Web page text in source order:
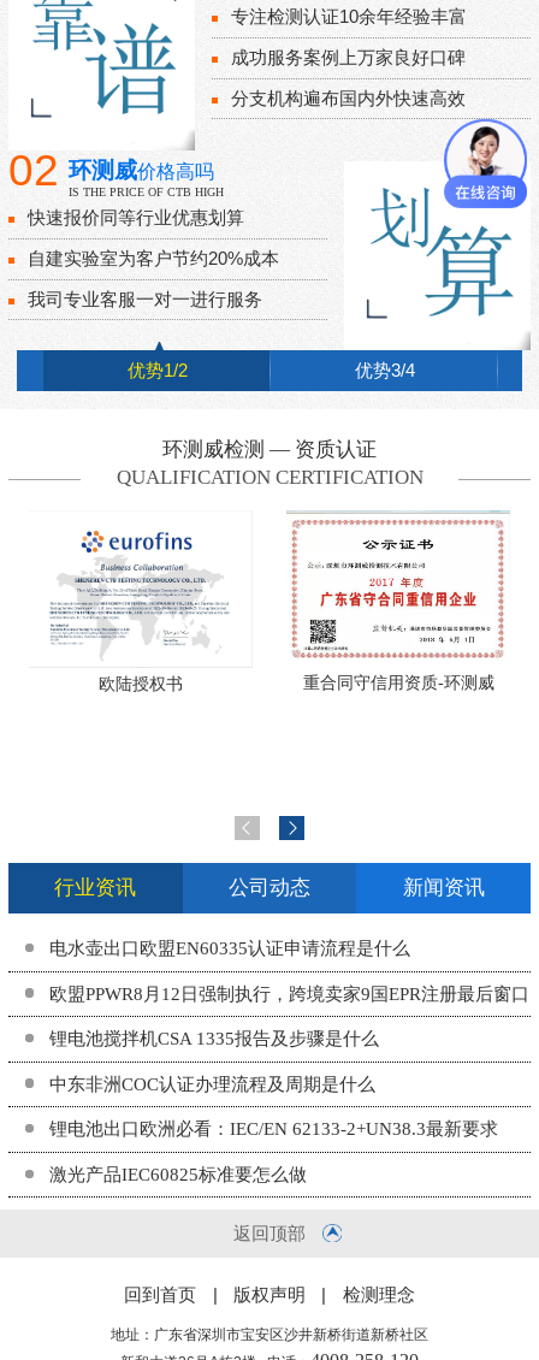
专注检测认证10余年经验丰富
成功服务案例上万家良好口碑
分支机构遍布国内外快速高效
02 环测威价格高吗
IS THE PRICE OF CTB HIGH
快速报价同等行业优惠划算
自建实验室为客户节约20%成本
我司专业客服一对一进行服务
优势1/2 优势3/4
环测威检测 — 资质认证
QUALIFICATION CERTIFICATION
欧陆授权书 重合同守信用资质-环测威
行业资讯 公司动态 新闻资讯
电水壶出口欧盟EN60335认证申请流程是什么
欧盟PPWR8月12日强制执行，跨境卖家9国EPR注册最后窗口
期
锂电池搅拌机CSA 1335报告及步骤是什么
中东非洲COC认证办理流程及周期是什么
锂电池出口欧洲必看：IEC/EN 62133-2+UN38.3最新要求
激光产品IEC60825标准要怎么做
返回顶部
回到首页 版权声明 检测理念
地址：广东省深圳市宝安区沙井新桥街道新桥社区